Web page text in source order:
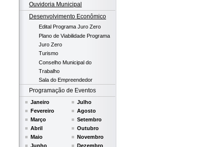
Ouvidoria Municipal
Desenvolvimento Econômico
Edital Programa Juro Zero
Plano de Viabilidade Programa
Juro Zero
Turismo
Conselho Municipal do
Trabalho
Sala do Empreendedor
Programação de Eventos
Janeiro
Fevereiro
Março
Abril
Maio
Junho
Julho
Agosto
Setembro
Outubro
Novembro
Dezembro